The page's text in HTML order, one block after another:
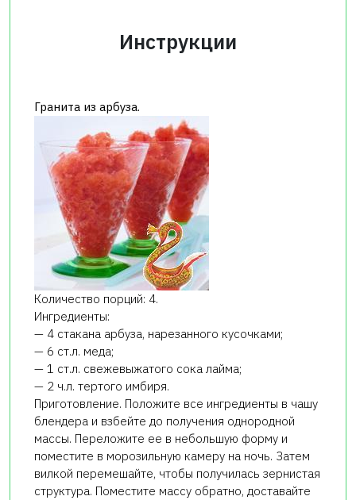
Инструкции
Гранита из арбуза.
Количество порций: 4.
Ингредиенты:
— 4 стакана арбуза, нарезанного кусочками;
— 6 ст.л. меда;
— 1 ст.л. свежевыжатого сока лайма;
— 2 ч.л. тертого имбиря.
Приготовление. Положите все ингредиенты в чашу
блендера и взбейте до получения однородной
массы. Переложите ее в небольшую форму и
поместите в морозильную камеру на ночь. Затем
вилкой перемешайте, чтобы получилась зернистая
структура. Поместите массу обратно, доставайте